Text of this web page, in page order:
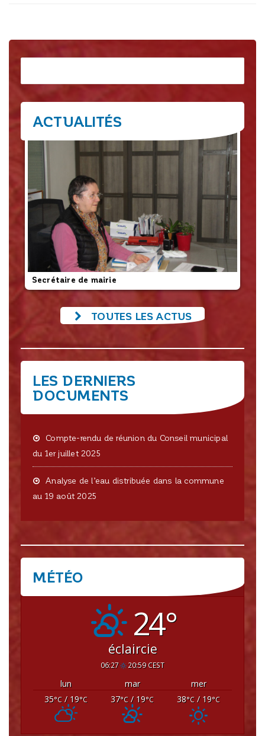
ACTUALITÉS
Secrétaire de mairie
TOUTES LES ACTUS
LES DERNIERS
DOCUMENTS
Compte-rendu de réunion du Conseil municipal
du 1er juillet 2025
Analyse de l’eau distribuée dans la commune
au 19 août 2025
MÉTÉO
24°
éclaircie
06:27 20:59 CEST
lun mar
mer
35°C / 19°C 37°C / 19°C 38°C / 19°C